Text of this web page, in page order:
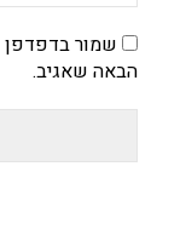
שמור בדפדפן
הבאה שאגיב.